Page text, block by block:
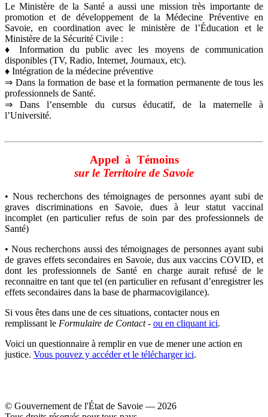
Le Ministère de la Santé a aussi une mission très importante de
promotion et de développement de la Médecine Préventive en
Savoie, en coordination avec le ministère de l’Éducation et le
Ministère de la Sécurité Civile :
♦ Information du public avec les moyens de communication
disponibles (TV, Radio, Internet, Journaux, etc).
♦ Intégration de la médecine préventive
⇒ Dans la formation de base et la formation permanente de tous les
professionnels de Santé.
⇒ Dans l’ensemble du cursus éducatif, de la maternelle à
l’Université.
Appel à Témoins
surle Territoire de Savoie
• Nous recherchons des témoignages de personnes ayant subi de
graves discriminations en Savoie, dues à leur statut vaccinal
incomplet (en particulier refus de soin par des professionnels de
Santé)
• Nous recherchons aussi des témoignages de personnes ayant subi
de graves effets secondaires en Savoie, dus aux vaccins COVID, et
dont les professionnels de Santé en charge aurait refusé de le
reconnaitre en tant que tel (en particulier en refusant d’enregistrer les
effets secondaires dans la base de pharmacovigilance).
Si vous êtes dans une de ces situations, contacter nous en
remplissant le Formulaire de Contact- ou en cliquant ici.
Voici un questionnaire à remplir en vue de mener une action en
justice. Vous pouvez y accéder et le télécharger ici.
© Gouvernement de l'État de Savoie ― 2026